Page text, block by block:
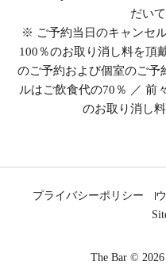
だい
※ ご予約当日のキャンセ
100％のお取り消し料を頂
のご予約および個室のご予
ルはご飲食代の70％ ／ 前
のお取り消し
プライバシーポリシー
The Bar © 2026